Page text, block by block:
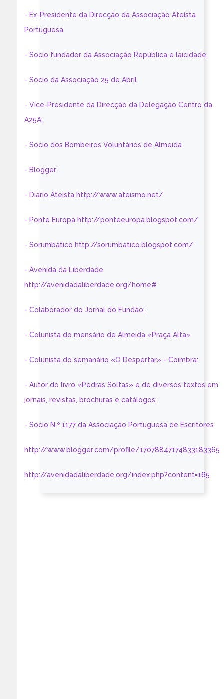
- Ex-Presidente da Direcção da Associação Ateísta
Portuguesa
- Sócio fundador da Associação República e laicidade;
- Sócio da Associação 25 de Abril
- Vice-Presidente da Direcção da Delegação Centro da
A25A;
- Sócio dos Bombeiros Voluntários de Almeida
- Blogger:
- Diário Ateísta http://www.ateismo.net/
- Ponte Europa http://ponteeuropa.blogspot.com/
- Sorumbático http://sorumbatico.blogspot.com/
- Avenida da Liberdade
http://avenidadaliberdade.org/home#
- Colaborador do Jornal do Fundão;
- Colunista do mensário de Almeida «Praça Alta»
- Colunista do semanário «O Despertar» - Coimbra:
- Autor do livro «Pedras Soltas» e de diversos textos em
jornais, revistas, brochuras e catálogos;
- Sócio N.º 1177 da Associação Portuguesa de Escritores
http://www.blogger.com/profile/17078847174833183365
http://avenidadaliberdade.org/index.php?content=165